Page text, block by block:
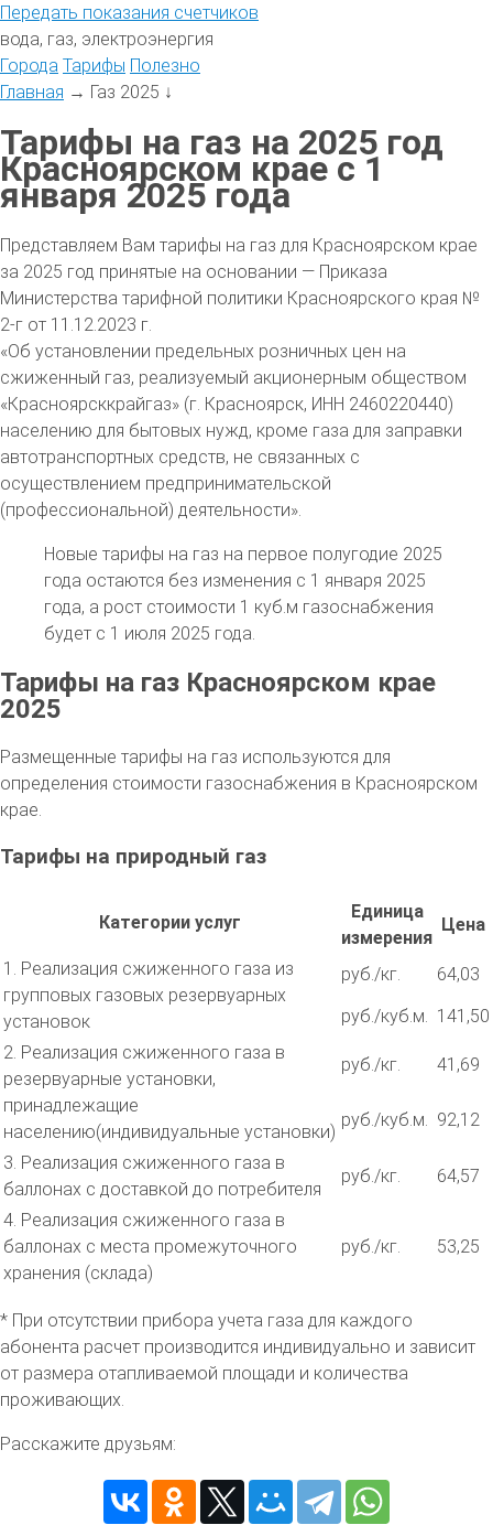
Передать показания счетчиков
вода, газ, электроэнергия
Города Тарифы Полезно
Главная → Газ 2025 ↓
Тарифы на газ на 2025 год
Красноярском крае с 1
января 2025 года
Представляем Вам тарифы на газ для Красноярском крае
за 2025 год принятые на основании — Приказа
Министерства тарифной политики Красноярского края №
2-г от 11.12.2023 г.
«Об установлении предельных розничных цен на
сжиженный газ, реализуемый акционерным обществом
«Красноярсккрайгаз» (г. Красноярск, ИНН 2460220440)
населению для бытовых нужд, кроме газа для заправки
автотранспортных средств, не связанных с
осуществлением предпринимательской
(профессиональной) деятельности».
Новые тарифы на газ на первое полугодие 2025
года остаются без изменения с 1 января 2025
года, а рост стоимости 1 куб.м газоснабжения
будет с 1 июля 2025 года.
Тарифы на газ Красноярском крае
2025
Размещенные тарифы на газ используются для
определения стоимости газоснабжения в Красноярском
крае.
Тарифы на природный газ
Категории услуг
Единица
измерения
Цена
1. Реализация сжиженного газа из
групповых газовых резервуарных
установок
руб./кг.
64,03
руб./куб.м. 141,50
2. Реализация сжиженного газа в
резервуарные установки,
принадлежащие
населению(индивидуальные установки)
руб./кг. 41,69
руб./куб.м. 92,12
3. Реализация сжиженного газа в
баллонах с доставкой до потребителя
руб./кг. 64,57
4. Реализация сжиженного газа в
баллонах с места промежуточного
хранения (склада)
руб./кг. 53,25
* При отсутствии прибора учета газа для каждого
абонента расчет производится индивидуально и зависит
от размера отапливаемой площади и количества
проживающих.
Расскажите друзьям: